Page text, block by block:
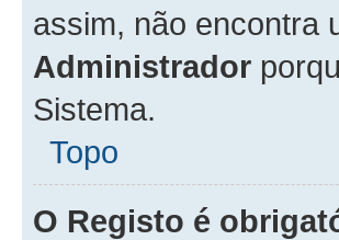
assim, não encontra
Administrador
Sistema.
Topo
O Registo é